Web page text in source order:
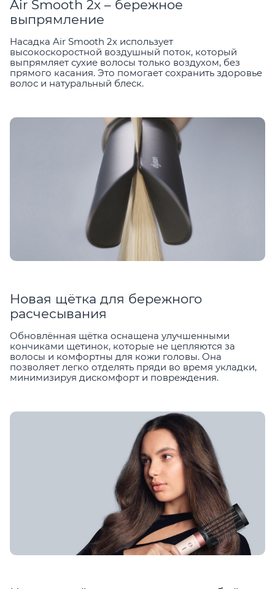
Air Smooth 2x – бережное
выпрямление
Насадка Air Smooth 2x использует
высокоскоростной воздушный поток, который
выпрямляет сухие волосы только воздухом, без
прямого касания. Это помогает сохранить здоровье
волос и натуральный блеск.
Новая щётка для бережного
расчесывания
Обновлённая щётка оснащена улучшенными
кончиками щетинок, которые не цепляются за
волосы и комфортны для кожи головы. Она
позволяет легко отделять пряди во время укладки,
минимизируя дискомфорт и повреждения.